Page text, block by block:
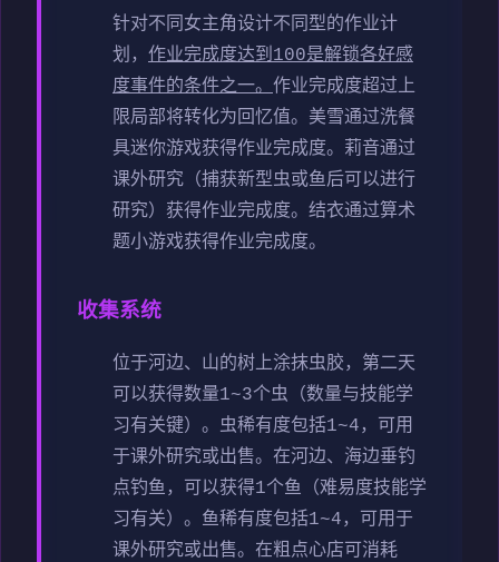
针对不同女主角设计不同型的作业计
划， 作业完成度达到100是解锁各好感
度事件的条件之一。 作业完成度超过上
限局部将转化为回忆值。 美雪通过洗餐
具迷你游戏获得作业完成度。 莉音通过
课外研究（捕获新型虫或鱼后可以进行
研究）获得作业完成度。 结衣通过算术
题小游戏获得作业完成度。
收集系统
位于河边、山的树上涂抹虫胶，第二天
可以获得数量1~3个虫（数量与技能学
习有关键）。虫稀有度包括1~4，可用
于课外研究或出售。 在河边、海边垂钓
点钓鱼，可以获得1个鱼（难易度技能学
习有关）。鱼稀有度包括1~4，可用于
课外研究或出售。 在粗点心店可消耗